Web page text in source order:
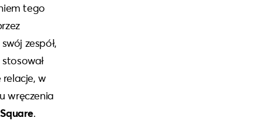
tego
zespół,
relacje, w
wręczenia
.